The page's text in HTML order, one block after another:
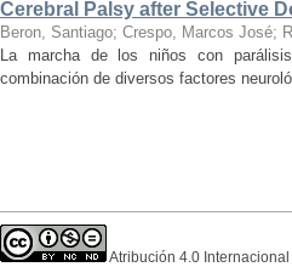
Cerebral Palsy after Selective
Beron, Santiago; Crespo, Marcos José;
La marcha de los niños con
combinación de diversos factores
Atribución 4.0